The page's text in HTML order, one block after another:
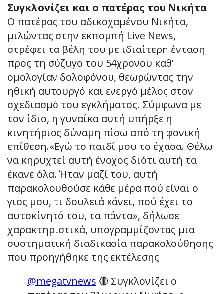
Συγκλονίζει και ο πατέρας του Νικήτα
Ο πατέρας του αδικοχαμένου Νικήτα,
μιλώντας στην εκπομπή Live News,
στρέφει τα βέλη του με ιδιαίτερη ένταση
προς τη σύζυγο του 54χρονου καθ’
ομολογίαν δολοφόνου, θεωρώντας την
ηθική αυτουργό και ενεργό μέλος στον
σχεδιασμό του εγκλήματος. Σύμφωνα με
τον ίδιο, η γυναίκα αυτή υπήρξε η
κινητήριος δύναμη πίσω από τη φονική
επίθεση.«Εγώ το παιδί μου το έχασα. Θέλω
να κηρυχτεί αυτή ένοχος διότι αυτή τα
έκανε όλα. Ήταν μαζί του, αυτή
παρακολουθούσε κάθε μέρα πού είναι ο
γιος μου, τι δουλειά κάνει, πού έχει το
αυτοκίνητό του, τα πάντα», δήλωσε
χαρακτηριστικά, υπογραμμίζοντας μια
συστηματική διαδικασία παρακολούθησης
που προηγήθηκε της εκτέλεσης
@megatvnews 🔴 Συγκλονίζει ο